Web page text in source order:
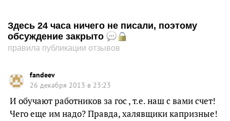
Здесь 24 часа ничего не писали, поэтому
обсуждение закрыто
правила публикации отзывов
fandeev
26 декабря 2013 в 23:23
И обучают работников за гос , т.е. наш с вами счет!
Чего еще им надо? Правда, халявщики капризные!